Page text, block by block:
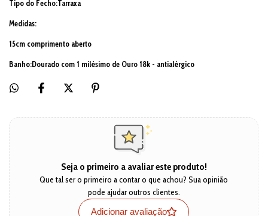
Tipo do Fecho:Tarraxa
Medidas:
15cm comprimento aberto
Banho:Dourado com 1 milésimo de Ouro 18k - antialérgico
Seja o primeiro a avaliar este produto!
Que tal ser o primeiro a contar o que achou? Sua opinião
pode ajudar outros clientes.
Adicionar avaliação